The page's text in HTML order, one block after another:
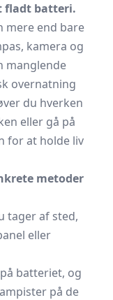
fladt batteri.
mere end bare
kamera og
manglende
overnatning
du hverken
eller gå på
for at holde liv
metoder
tager af sted,
eller
batteriet, og
på de